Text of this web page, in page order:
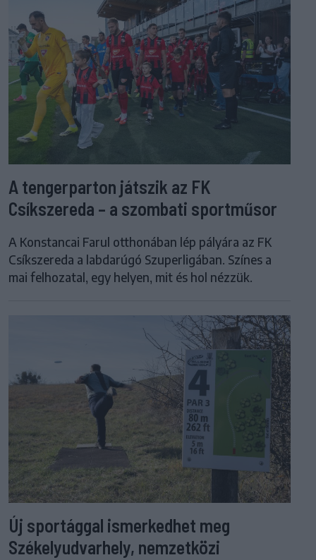
A tengerparton játszik az FK
Csíkszereda – a szombati sportműsor
A Konstancai Farul otthonában lép pályára az FK
Csíkszereda a labdarúgó Szuperligában. Színes a
mai felhozatal, egy helyen, mit és hol nézzük.
Új sportággal ismerkedhet meg
Székelyudvarhely, nemzetközi